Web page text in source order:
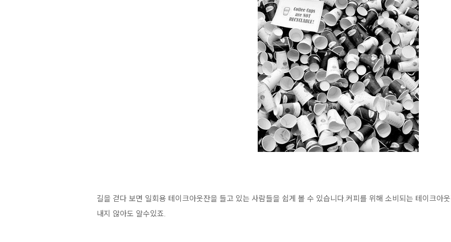
길을 걷다 보면 일회용 테이크아웃잔을 들고 있는 사람들을 쉽게 볼 수 있습니다.커피를 위해 소비되는 테이크아
내지 않아도 알수있죠.